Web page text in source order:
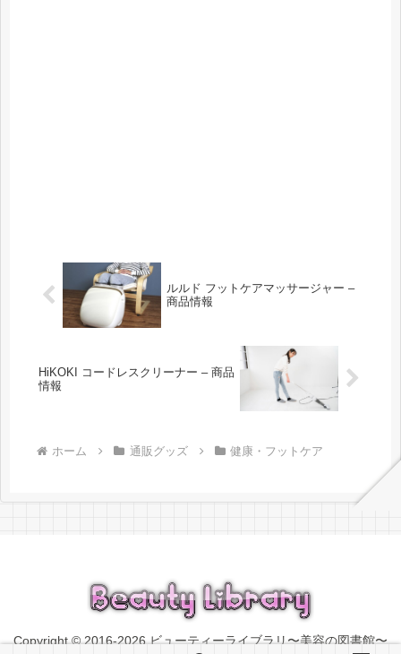
ルルド フットケアマッサージャー –
商品情報
HiKOKI コードレスクリーナー – 商品
情報
ホーム 通販グッズ 健康・フットケア
Copyright © 2016-2026 ビューティーライブラリ〜美容の図書館〜